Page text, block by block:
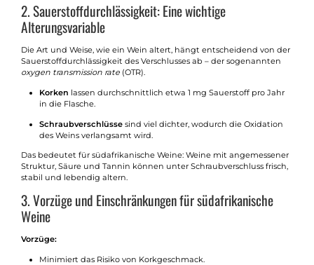
2. Sauerstoffdurchlässigkeit: Eine wichtige
Alterungsvariable
Die Art und Weise, wie ein Wein altert, hängt entscheidend von der
Sauerstoffdurchlässigkeit des Verschlusses ab – der sogenannten
oxygen transmission rate (OTR).
Korken lassen durchschnittlich etwa 1 mg Sauerstoff pro Jahr
in die Flasche.
Schraubverschlüssesind viel dichter, wodurch die Oxidation
des Weins verlangsamt wird.
Das bedeutet für südafrikanische Weine: Weine mit angemessener
Struktur, Säure und Tannin können unter Schraubverschluss frisch,
stabil und lebendig altern.
3. Vorzüge und Einschränkungen für südafrikanische
Weine
Vorzüge:
Minimiert das Risiko von Korkgeschmack.